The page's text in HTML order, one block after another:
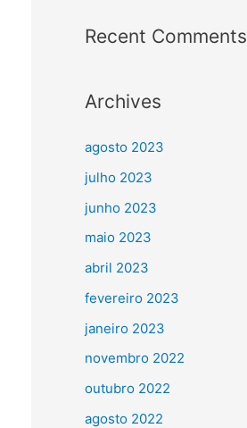
Recent Comments
Archives
agosto 2023
julho 2023
junho 2023
maio 2023
abril 2023
fevereiro 2023
janeiro 2023
novembro 2022
outubro 2022
agosto 2022